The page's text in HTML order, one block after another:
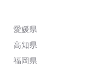
愛媛県
高知県
福岡県